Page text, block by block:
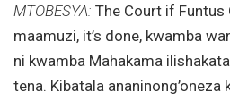
MTOBESYA: The Court if
maamuzi, it’s done, kwamba
ni kwamba Mahakama
tena. Kibatala ananinong’oneza